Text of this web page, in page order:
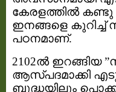
കേരളത്തിൽ കണ്ടു
ഇനങ്ങളെ കുറിച്ച്
പഠനമാണ്.
2102ൽ ഇറങ്ങിയ
ആസ്പദമാക്കി
ബുദ്ധയിലും